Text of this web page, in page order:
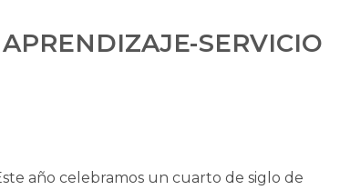
SERVICIO
año celebramos un cuarto de siglo de